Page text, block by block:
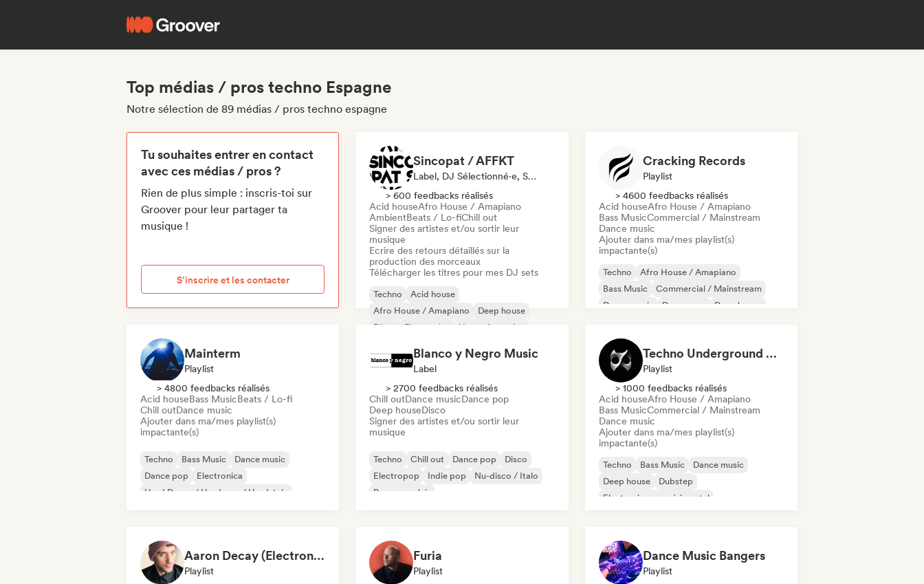
Top médias / pros techno Espagne
Notre sélection de 89 médias / pros techno espagne
Tu souhaites entrer en contact
avec ces médias / pros ?
Rien de plus simple : inscris-toi sur
Groover pour leur partager ta
musique !
S’inscrire et les contacter
Sincopat / AFFKT
Label, DJ Sélectionné·e, Spécialiste Son
> 600 feedbacks réalisés
Acid houseAfro House / Amapiano
AmbientBeats / Lo-fiChill out
Signer des artistes et/ou sortir leur
musique
Ecrire des retours détaillés sur la
production des morceaux
Télécharger les titres pour mes DJ sets
Techno
Acid house
Afro House / Amapiano
Deep house
Disco
Electronica
House française
Cracking Records
Playlist
> 4600 feedbacks réalisés
Acid houseAfro House / Amapiano
Bass MusicCommercial / Mainstream
Dance music
Ajouter dans ma/mes playlist(s)
impactante(s)
Techno
Afro House / Amapiano
Bass Music
Commercial / Mainstream
Dance music
Dance pop
Deep house
Mainterm
Playlist
> 4800 feedbacks réalisés
Acid houseBass MusicBeats / Lo-fi
Chill outDance music
Ajouter dans ma/mes playlist(s)
impactante(s)
Techno Bass Music
Dance music
Dance pop
Electronica
Hard Dance / Hardcore / Hardstyle
Blanco y Negro Music
Label
> 2700 feedbacks réalisés
Chill outDance musicDance pop
Deep houseDisco
Signer des artistes et/ou sortir leur
musique
Techno Chill out Dance pop
Disco
Electropop
Indie pop
Nu-disco / Italo
Rap en anglais
Techno Underground Rave Anthems by Orphium
Playlist
> 1000 feedbacks réalisés
Acid houseAfro House / Amapiano
Bass MusicCommercial / Mainstream
Dance music
Ajouter dans ma/mes playlist(s)
impactante(s)
Techno Bass Music
Dance music
Deep house
Dubstep
Electronique expérimental
Aaron Decay (Electronic Dream & Chill Electronic Dream playlists)
Playlist
Furia
Playlist
Dance Music Bangers
Playlist